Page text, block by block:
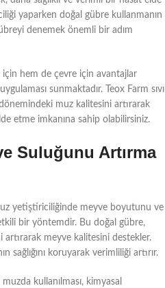
yaparken doğal gübre kullanmanın
denemek önemli bir adım
için hem de çevre için avantajlar
sunmaktadır. Teox Farm sıvı
muz kalitesini artırarak
etme imkanına sahip olabilirsiniz.
Suluğunu Artırma
yetiştiriciliğinde meyve boyutunu ve
bir yöntemdir. Bu doğal gübre,
artırarak meyve kalitesini destekler.
sağlığını koruyarak verimliliği artırır.
muzda kullanılması, kimyasal